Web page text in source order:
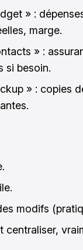
» :
marge.
» :
si besoin.
» : copies
modifs
centraliser,